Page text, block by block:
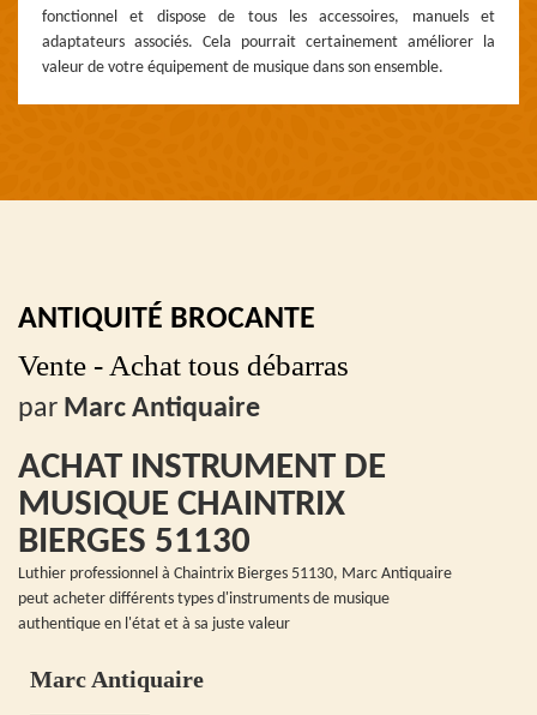
fonctionnel et dispose de tous les accessoires, manuels et
adaptateurs associés. Cela pourrait certainement améliorer la
valeur de votre équipement de musique dans son ensemble.
ANTIQUITÉ BROCANTE
Vente - Achat tous débarras
par Marc Antiquaire
ACHAT INSTRUMENT DE
MUSIQUE CHAINTRIX
BIERGES 51130
Luthier professionnel à Chaintrix Bierges 51130, Marc Antiquaire
peut acheter différents types d'instruments de musique
authentique en l'état et à sa juste valeur
Marc Antiquaire